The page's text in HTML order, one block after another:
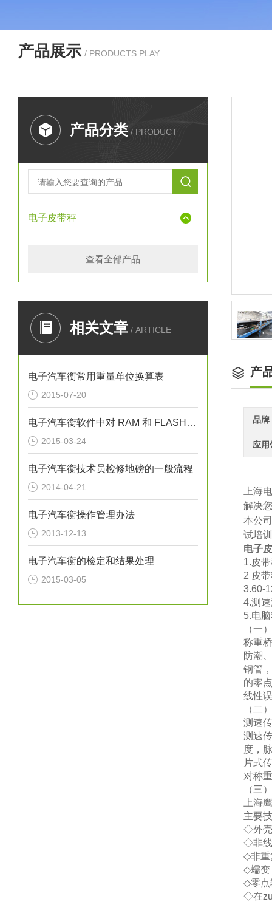
产品展示 / PRODUCTS PLAY
产品分类 / PRODUCT
电子皮带秤
查看全部产品
相关文章 / ARTICLE
电子汽车衡常用重量单位换算表
2015-07-20
电子汽车衡软件中对 RAM 和 FLASH（ROM）的检测
2015-03-24
电子汽车衡技术员检修地磅的一般流程
2014-04-21
电子汽车衡操作管理办法
2013-12-13
电子汽车衡的检定和结果处理
2015-03-05
产
品牌
应用
上海
解决
本公
试培
电子
1.皮
2 皮
3.60-
4.测
5.电
（一）
称重
防潮
钢管
的零
线性
（ 二）
测速
测速
度，
片式
对称
（三）
上海
主要
◇外
◇非
◇非
◇蠕变
◇零
◇在